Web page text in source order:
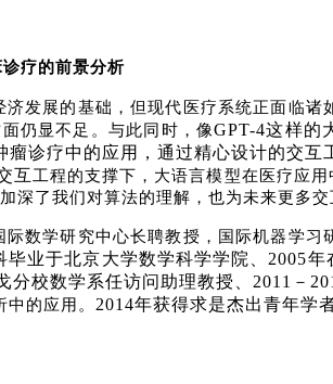
疗的前景分析
济发展的基础，但现代医疗系统正面临
仍显不足。与此同时，像GPT-4这样的
瘤诊疗中的应用，通过精心设计的交互
互工程的支撑下，大语言模型在医疗应
深了我们对算法的理解，也为未来更多
际数学研究中心长聘教授，国际机器学
毕业于北京大学数学科学学院、 2005年
分校数学系任访问助理教授、 2011 －
中的应用。 2014年获得求是杰出青年学